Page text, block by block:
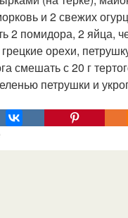
и 2 свежих
2 помидора, 2 яйца,
орехи,
смешать с 20 г
петрушки и